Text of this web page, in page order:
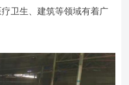
卫生、建筑等领域有着广